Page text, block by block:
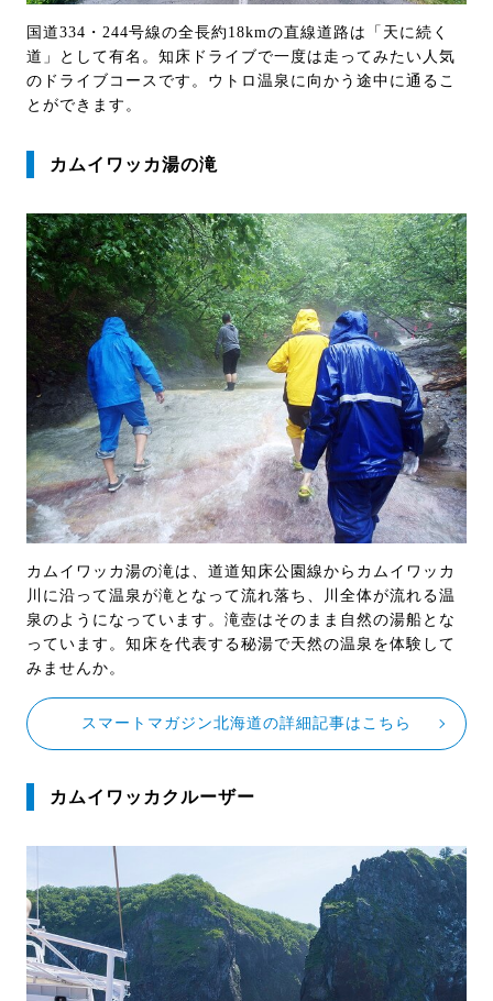
国道334・244号線の全長約18kmの直線道路は「天に続く
道」として有名。知床ドライブで一度は走ってみたい人気
のドライブコースです。ウトロ温泉に向かう途中に通るこ
とができます。
カムイワッカ湯の滝
カムイワッカ湯の滝は、道道知床公園線からカムイワッカ
川に沿って温泉が滝となって流れ落ち、川全体が流れる温
泉のようになっています。滝壺はそのまま自然の湯船とな
っています。知床を代表する秘湯で天然の温泉を体験して
みませんか。
スマートマガジン北海道の詳細記事はこちら
カムイワッカクルーザー